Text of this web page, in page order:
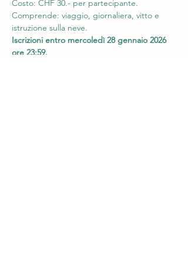
Costo: CHF 30.- per partecipante.
Comprende: viaggio, giornaliera, vitto e
istruzione sulla neve.
Iscrizioni entro mercoledì 28 gennaio 2026
ore 23:59.